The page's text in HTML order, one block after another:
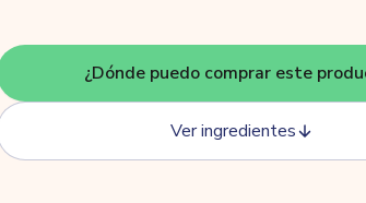
¿Dónde puedo comprar este
Ver ingredientes